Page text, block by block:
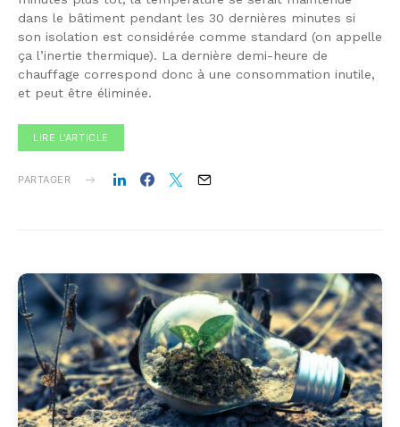
dans le bâtiment pendant les 30 dernières minutes si
son isolation est considérée comme standard (on appelle
ça l’inertie thermique). La dernière demi-heure de
chauffage correspond donc à une consommation inutile,
et peut être éliminée.
LIRE L'ARTICLE
PARTAGER